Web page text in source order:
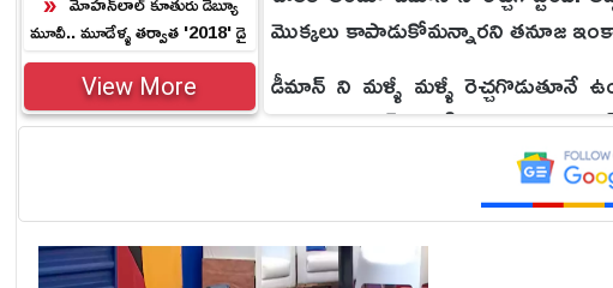
మూవీ.. మూడేళ్ళ తర్వాత '2018' డై
రెక్టర్ సంచలనం.!
View More
మొక్కలు కాపాడుకోమన్నారని తనూజ ఇంకా
డీమాన్ ని మళ్ళీ మళ్ళీ రెచ్చగొడుతూనే
అన్నట్టుగా టాస్క్ సాగింది. తనూజ
తీసేసాడు.‌అలాగే భరణి ఫ్లవర్స్ ని
సపోర్ట్ గేమ్. ఇక ఈ టాస్క్ లో తనూజ
గెలిస్తేనే తనూజకి ఛాన్స్ లేదంటే అవుట్.
డీమాన్ ని ఓడించారా లేదా కామెంట్